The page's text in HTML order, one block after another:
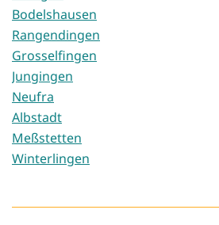
Bodelshausen
Rangendingen
Grosselfingen
Jungingen
Neufra
Albstadt
Meßstetten
Winterlingen